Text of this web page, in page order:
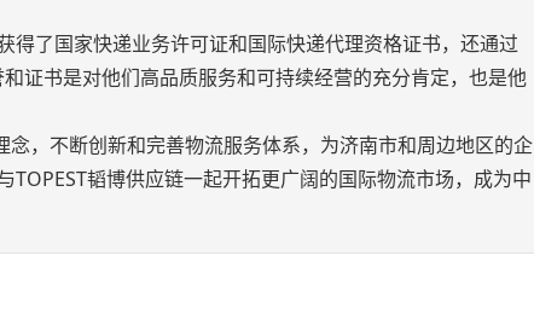
了国家快递业务许可证和国际快递代理资格证书，还通过
证书是对他们高品质服务和可持续经营的充分肯定，也是他
，不断创新和完善物流服务体系，为济南市和周边地区的企
韬博供应链一起开拓更广阔的国际物流市场，成为中